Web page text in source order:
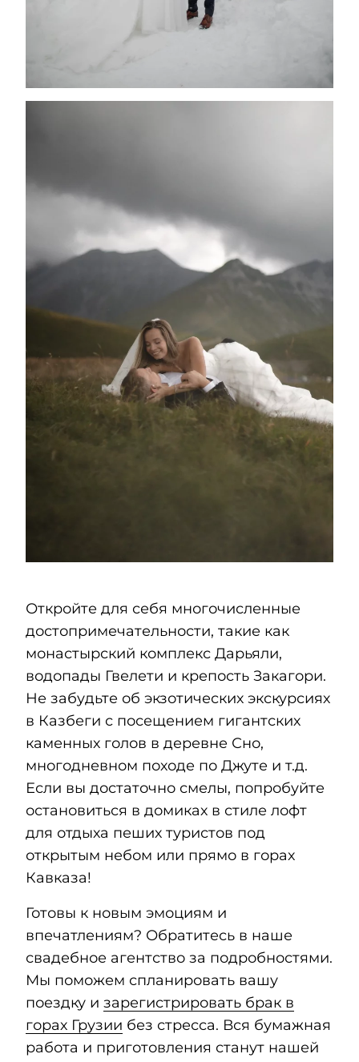
Откройте для себя многочисленные
достопримечательности, такие как
монастырский комплекс Дарьяли,
водопады Гвелети и крепость Закагори.
Не забудьте об экзотических экскурсиях
в Казбеги с посещением гигантских
каменных голов в деревне Сно,
многодневном походе по Джуте и т.д.
Если вы достаточно смелы, попробуйте
остановиться в домиках в стиле лофт
для отдыха пеших туристов под
открытым небом или прямо в горах
Кавказа!
Готовы к новым эмоциям и
впечатлениям? Обратитесь в наше
свадебное агентство за подробностями.
Мы поможем спланировать вашу
поездку и зарегистрировать брак в
горах Грузии без стресса. Вся бумажная
работа и приготовления станут нашей